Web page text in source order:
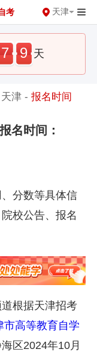
考 天津
7 9 天
天津 -报名时间
名时间：
分数等具体信
校公告、报名
道根据天津招考
市高等教育自学
区2024年10月